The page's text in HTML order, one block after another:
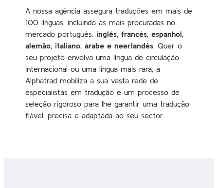
A nossa agência assegura traduções em mais de
100 línguas, incluindo as mais procuradas no
mercado português: inglês, francês, espanhol,
alemão, italiano, árabe e neerlandês . Quer o
seu projeto envolva uma língua de circulação
internacional ou uma língua mais rara, a
Alphatrad mobiliza a sua vasta rede de
especialistas em tradução e um processo de
seleção rigoroso para lhe garantir uma tradução
fiável, precisa e adaptada ao seu sector.